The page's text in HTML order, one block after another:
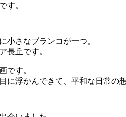
す。
小さなブランコが一つ。
長丘です。
です。
に浮かんできて、平和な日常の